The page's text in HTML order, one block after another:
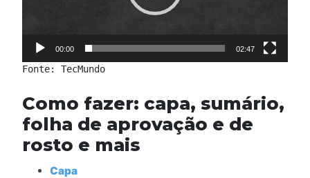
00:00 02:47
Fonte: TecMundo
Como fazer: capa, sumário,
folha de aprovação e de
rosto e mais
Capa